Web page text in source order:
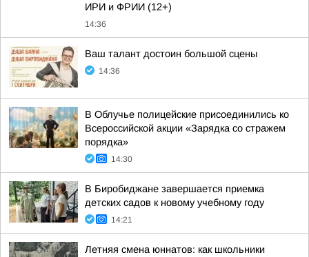
ИРИ и ФРИИ (12+)
14:36
Ваш талант достоин большой сцены
14:36
В Облучье полицейские присоединились ко
Всероссийской акции «Зарядка со стражем
порядка»
14:30
В Биробиджане завершается приемка
детских садов к новому учебному году
14:21
Летняя смена юннатов: как школьники